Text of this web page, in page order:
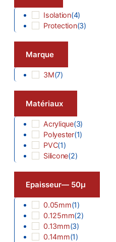
Isolation(4)
Protection(3)
Marque
3M(7)
Matériaux
Acrylique(3)
Polyester(1)
PVC(1)
Silicone(2)
Epaisseur— 50µ
0.05mm(1)
0.125mm(2)
0.13mm(3)
0.14mm(1)